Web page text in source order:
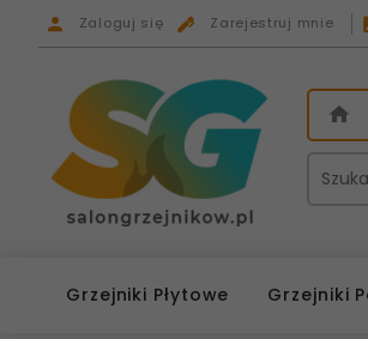
Zaloguj się Zarejestruj mnie
Grzejniki Płytowe Grzejniki